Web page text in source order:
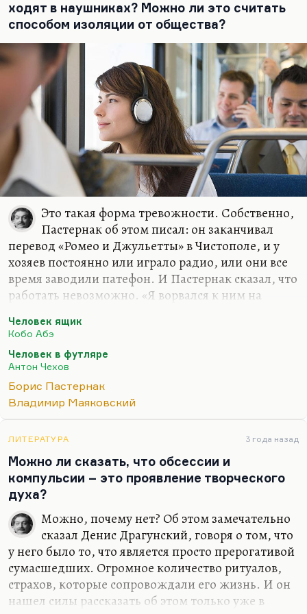
подарил, а это произведение, за которое громче
всего травят его автора, председателя тогда еще
Союза писателей московских и соответственно
одного из самых громких и плодовитых авторов,
у которого уже к этому моменту вышло три
романа, готовится к печати шеститомник,
постоянно публикуются сборники рассказов.
Борис Пильняк, наверное, не лучший писатель
двадцатых годов, но точно самый плодовитый
и…
ходят в наушниках? Можно ли это считать
способом изоляции от общества?
Это такая форма тревожности. Собственно,
Пастернак об этом писал: он заканчивал
перевод «Ромео и Джульетты» в Чистополе, и у
хозяев постоянно или играло радио, или они все
время заводили патефон. И Пастернак сказал, что
работать невозможно. «Я ворвался к ним на
себя корил: потому что им это действительно
заполняет их внутреннюю тревожность.
Я могу это понять. Если уж Пастернак, постоянно
чувствовавший себя виноватым, не посмел им
прощать людей, которые нуждаются постоянно
вакуума. Понимаете, это, кстати,…
Человек ящик
Кобо Абэ
Человек в футляре
Антон Чехов
Борис Пастернак
Владимир Маяковский
ЛИТЕРАТУРА 3 года назад
Можно ли сказать, что обсессии и
компульсии – это проявление творческого
духа?
Можно, почему нет? Об этом замечательно
сказал Денис Драгунский, говоря о том, что
у него было то, что является просто прерогативой
сумасшедших. Огромное количество ритуалов,
страхов, которые сопровождали его жизнь. И он
нашел силы рассказать об этом только уже в